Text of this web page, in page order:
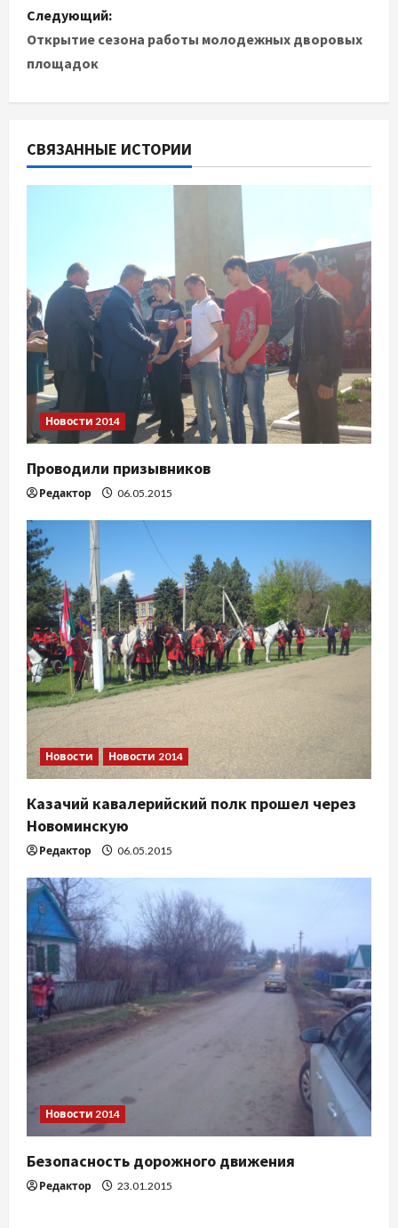
и
г
а
ц
и
о
з
а
п
и
с
я
м
Следующий:
Открытие сезона работы молодежных дворовых
площадок
СВЯЗАННЫЕ ИСТОРИИ
Новости 2014
Проводили призывников
Редактор 06.05.2015
Новости Новости 2014
Казачий кавалерийский полк прошел через
Новоминскую
Редактор 06.05.2015
Новости 2014
Безопасность дорожного движения
Редактор 23.01.2015